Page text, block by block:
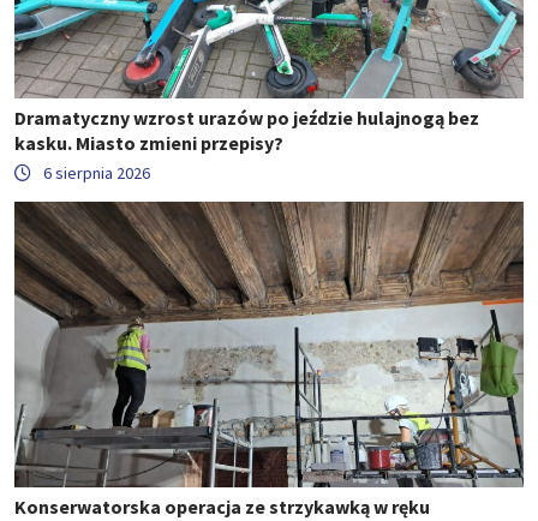
Dramatyczny wzrost urazów po jeździe hulajnogą bez
kasku. Miasto zmieni przepisy?
6 sierpnia 2026
Konserwatorska operacja ze strzykawką w ręku